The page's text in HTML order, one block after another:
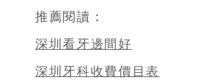
推薦閱讀：
深圳看牙邊間好
深圳牙科收費價目表